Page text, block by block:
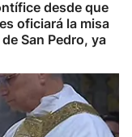
desde que
oficiará la misa
San Pedro, ya